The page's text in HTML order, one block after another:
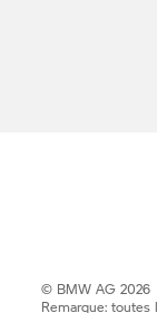
© BMW AG 2026
Remarque: